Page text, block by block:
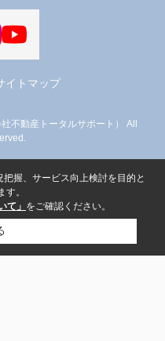
イトマップ
不動産トータルサポート） All
握、サービス向上検討を目的と
。
て」 をご確認ください。